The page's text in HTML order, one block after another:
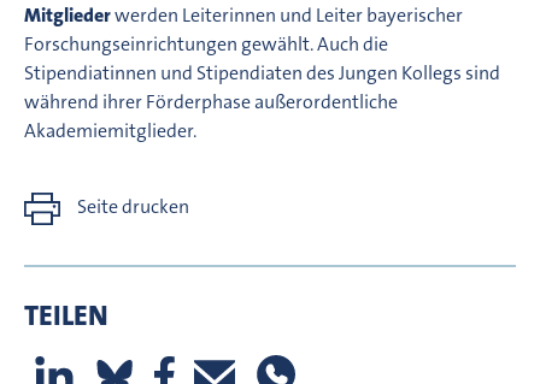
Mitgliederwerden Leiterinnen und Leiter bayerischer
Forschungseinrichtungen gewählt. Auch die
Stipendiatinnen und Stipendiaten des Jungen Kollegs sind
während ihrer Förderphase außerordentliche
Akademiemitglieder.
Seite drucken
TEILEN